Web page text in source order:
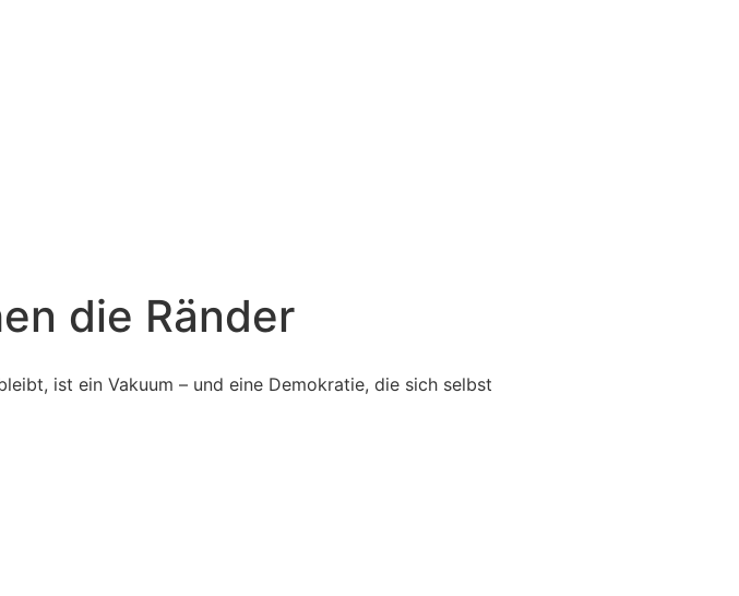
die Ränder
ist ein Vakuum – und eine Demokratie, die sich selbst